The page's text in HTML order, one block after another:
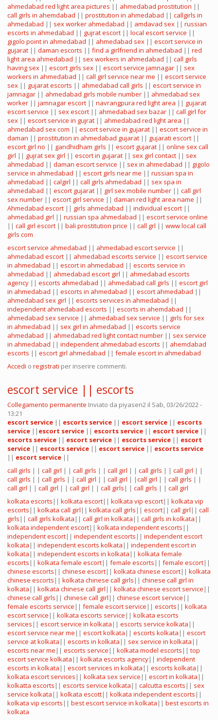
ahmedabad red light area pictures || ahmedabad prostitution ||
call girls in ahemdabad || prostitution in ahmedabad || callgirls in
ahmedabad || sex worker ahmedabad || amdavad sex || russian
escorts in ahmedabad || gujrat escort || local escort service ||
gigolo point in ahmedabad || ahmedabad sex || escort service in
gujarat || daman escorts || find a girlfriend in ahmedabad || red
light area ahmedabad || sex workers in ahmedabad || call girls
having sex || escort girls sex || escort service jamnagar || sex
workers in ahmedabad || call girl service near me || escort service
sex || gujarat escorts || ahmedabad call girls || escort service in
jamnagar || ahmedabad girls mobile number || ahmedabad sex
worker || jamnagar escort || navrangpura red light area || gujarat
escort service || sex escort || ahmedabad sex bazar || call girl for
sex || escort service in gujrat || ahmedabad red light area ||
ahmedabad sex com || escort service in gujarat || escort service in
daman || prostitution in ahmedabad gujarat || gujarati escort ||
escort girl no || gandhidham girls || escort gujarat || online sex call
girl || gujrat sex girl || escort in gujarat || sex girl contact || sex
ahmedabad || daman escort service || sex in ahmedabad || gigolo
service in ahmedabad || escort girls near me || russian spa in
ahmedabad || calgirl || call girls ahmedabad || sex spa in
ahmedabad || escort gujarat || girl sex mobile number || call girl
sex number || escort girl service || daman red light area name ||
Ahmedabad escort || girls ahmedabad || individual escort ||
ahmedabad girl || russian spa ahmedabad || escort service online
|| call girl escort || bali prostitution price || call grl || www local call
girls com
escort service ahmedabad || ahmedabad escort service ||
ahmedabad escort || ahmedabad escorts service || escort service
in ahmedabad || escort in ahmedabad || escorts service in
ahmedabad || ahmedabad escort girl || ahmedabad escorts
agency || escorts ahmedabad || ahmedabad call girls || escort girl
in ahmedabad || escorts in ahmedabad || escort ahmedabad ||
ahmedabad sex girl || escorts services in ahmedabad ||
independent ahmedabad escorts || escorts in ahemdabad ||
ahmedabad sex service || ahmedabad sex service || girls for sex
in ahmedabad || sex girl in ahmedabad || escorts service
ahmedabad || ahmedabad red light contact number || sex service
in ahmedabad || independent ahmedabad escorts || ahemdabad
escorts || escort girl ahmedabad || female escort in ahmedabad
Accedi o registrati per inserire commenti.
escort service || escorts
Collegamento permanente Inviato da piyasen2 il Sab, 03/26/2022 -
13:21
escort service || escorts service || escort service || escorts
service || escort service || escorts service || escort service ||
escorts service || escort service || escorts service || escort
service || escorts service || escort service || escorts service
|| escort service ||
call girls | | call girl | | call girls | | call girl | | call girls | | call girl | |
call girls | | call girls | | call girl | | call girl | |call girl | | call girls | |
call girl | | call girl | | call girl | | call girls | | call girls | | call girl
kolkata escorts || kolkata escort|| kolkata vip escort|| kolkata vip
escorts || kolkata call girl || kolkata call girls || escort|| call girl || call
girls || call girls kolkata || call girl in kolkata || call girls in kolkata ||
kolkata independent escort|| kolkata independent escorts ||
independent escort|| independent escorts || independent escort
kolkata || independent escorts kolkata || independent escort in
kolkata || independent escorts in kolkata || kolkata female
escorts || kolkata female escort|| female escorts || female escort||
chinese escorts || chinese escort|| kolkata chinese escort|| kolkata
chinese escorts || kolkata chinese call girls || chinese call girl in
kolkata || kolkata chinese call girl || kolkata chinese escort service ||
chinese call girls || chinese call girl || chinese escort service ||
female escorts service || female escort service || escorts || kolkata
escort service || kolkata escorts service || kolkata escorts
services || escort service in kolkata || escorts service kolkata ||
escort service near me || escort kolkata || escorts kolkata || escort
service at kolkata || escorts in kolkata || sex service in kolkata ||
escorts near me || escorts service || kolkata model escorts || top
escort service kolkata || kolkata escorts agency|| independent
escorts in kolkata || escort services in kolkata || escorts kolkata ||
kolkata escort services || kolkata sex service || escort in kolkata ||
kolkatta escorts || escorts service kolkata || calcutta escorts || sex
service kolkata || kolkata escott|| kolkata independent escorts ||
kolkata vip escorts || best escort service in kolkata || best escorts in
kolkata